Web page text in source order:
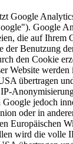
Google
Google
die auf Ihrem
der Benutzung
den Cookie
Website
übertragen
jedoch
oder in
Europäischen
wird die volle